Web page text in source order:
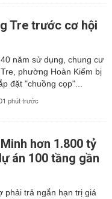
Tre trước cơ hội
năm sử dụng, chung cư
phường Hoàn Kiếm bị
đặt "chuồng cọp"...
phút trước
hơn 1.800 tỷ
án 100 tầng gần